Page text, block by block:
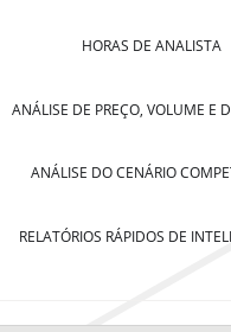
HORAS DE ANALISTA
ANÁLISE DE PREÇO, VOLUME E
ANÁLISE DO CENÁRIO
RELATÓRIOS RÁPIDOS DE